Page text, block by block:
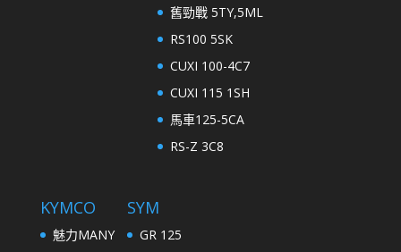
舊勁戰 5TY,5ML
RS100 5SK
CUXI 100-4C7
CUXI 115 1SH
馬車125-5CA
RS-Z 3C8
KYMCO
魅力MANY
SYM
GR 125